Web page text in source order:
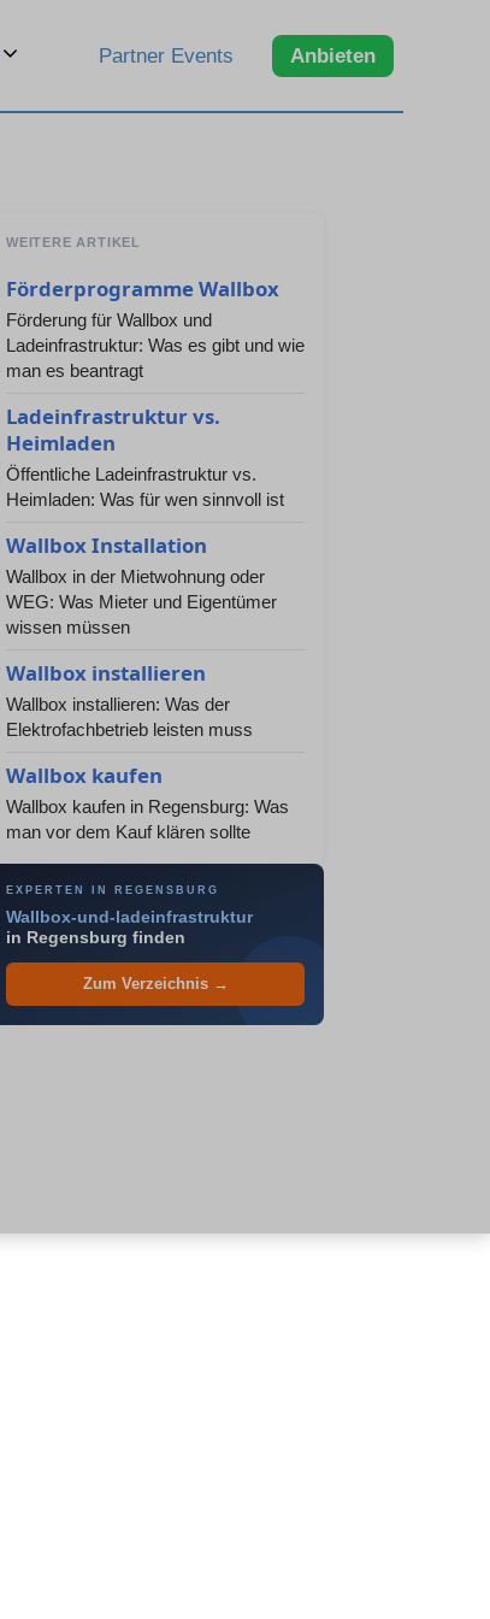
Partner Events Anbieten
WEITERE ARTIKEL
Förderprogramme Wallbox
Förderung für Wallbox und
Ladeinfrastruktur: Was es gibt und wie
man es beantragt
Ladeinfrastruktur vs.
Heimladen
Öffentliche Ladeinfrastruktur vs.
Heimladen: Was für wen sinnvoll ist
Wallbox Installation
Wallbox in der Mietwohnung oder
WEG: Was Mieter und Eigentümer
wissen müssen
Wallbox installieren
Wallbox installieren: Was der
Elektrofachbetrieb leisten muss
Wallbox kaufen
Wallbox kaufen in Regensburg: Was
man vor dem Kauf klären sollte
EXPERTEN IN REGENSBURG
Wallbox-und-ladeinfrastruktur
in Regensburg finden
Zum Verzeichnis →